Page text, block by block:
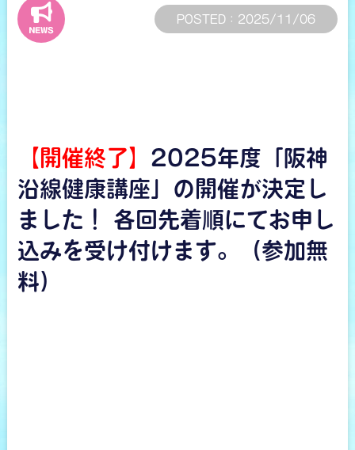
POSTED : 2025/11/06
【開催終了】 2025年度「阪神
沿線健康講座」の開催が決定し
ました！ 各回先着順にてお申し
込みを受け付けます。（参加無
料）